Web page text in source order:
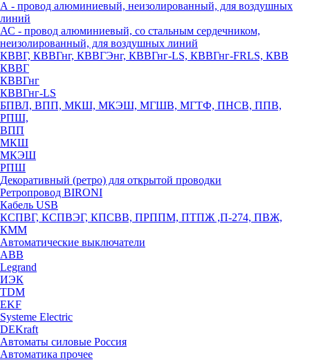
А - провод алюминиевый, неизолированный, для воздушных
линий
АС - провод алюминиевый, со стальным сердечником,
неизолированный, для воздушных линий
КВВГ, КВВГнг, КВВГЭнг, КВВГнг-LS, КВВГнг-FRLS, КВВ
КВВГ
КВВГнг
КВВГнг-LS
БПВЛ, ВПП, МКШ, МКЭШ, МГШВ, МГТФ, ПНСВ, ППВ,
РПШ,
ВПП
МКШ
МКЭШ
РПШ
Декоративный (ретро) для открытой проводки
Ретропровод BIRONI
Кабель USB
КСПВГ, КСПВЭГ, КПСВВ, ПРППМ, ПТПЖ ,П-274, ПВЖ,
КММ
Автоматические выключатели
ABB
Legrand
ИЭК
TDM
EKF
Systeme Electric
DEKraft
Автоматы силовые Россия
Автоматика прочее